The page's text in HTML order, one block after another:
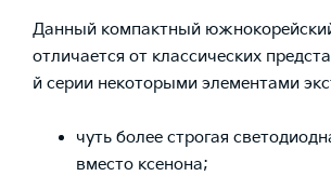
Данный компактный
отличается от классических
й серии некоторыми элементами
чуть более строгая
вместо ксенона;